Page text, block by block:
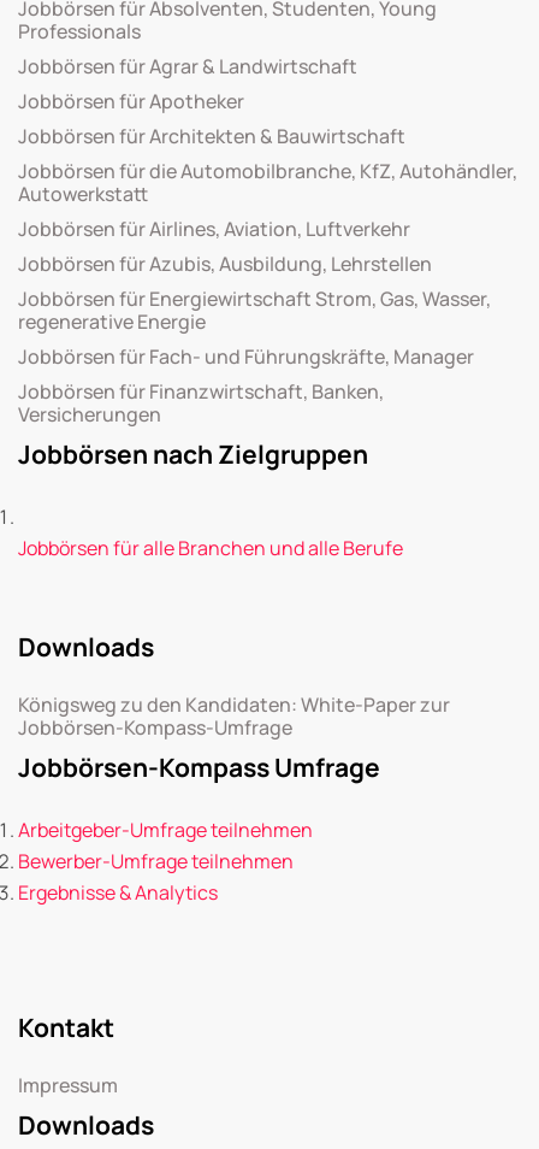
Jobbörsen für Absolventen, Studenten, Young
Professionals
Jobbörsen für Agrar & Landwirtschaft
Jobbörsen für Apotheker
Jobbörsen für Architekten & Bauwirtschaft
Jobbörsen für die Automobilbranche, KfZ, Autohändler,
Autowerkstatt
Jobbörsen für Airlines, Aviation, Luftverkehr
Jobbörsen für Azubis, Ausbildung, Lehrstellen
Jobbörsen für Energiewirtschaft Strom, Gas, Wasser,
regenerative Energie
Jobbörsen für Fach- und Führungskräfte, Manager
Jobbörsen für Finanzwirtschaft, Banken,
Versicherungen
Jobbörsen nach Zielgruppen
Jobbörsen für alle Branchen und alle Berufe
Downloads
Königsweg zu den Kandidaten: White-Paper zur
Jobbörsen-Kompass-Umfrage
Jobbörsen-Kompass Umfrage
Arbeitgeber-Umfrage teilnehmen
Bewerber-Umfrage teilnehmen
Ergebnisse & Analytics
Kontakt
Impressum
Downloads